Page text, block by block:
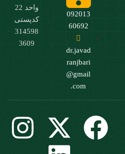
092013
60692
dr.javad
ranjbari
@gmail
.com
واحد 22
کدپستی
314598
3609